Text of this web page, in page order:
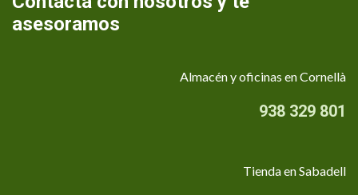
asesoramos
Almacén y oficinas en Cornellà
938 329 801
Tienda en Sabadell